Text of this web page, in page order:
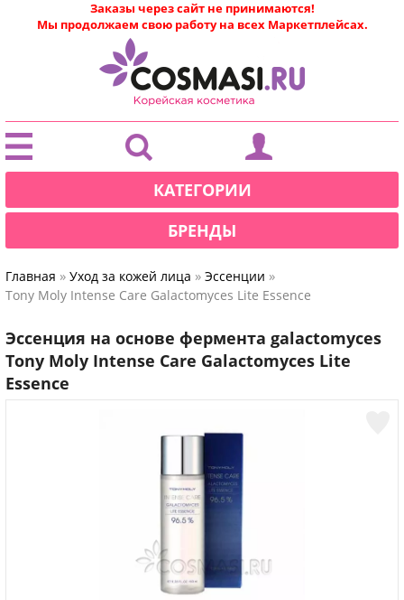
|
Заказы через сайт не принимаются!
Мы продолжаем свою работу на всех Маркетплейсах.
КАТЕГОРИИ
БРЕНДЫ
Главная » Уход за кожей лица » Эссенции »
Tony Moly Intense Care Galactomyces Lite Essence
Эссенция на основе фермента galactomyces
Tony Moly Intense Care Galactomyces Lite
Essence